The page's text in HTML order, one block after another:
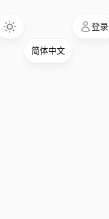
登录